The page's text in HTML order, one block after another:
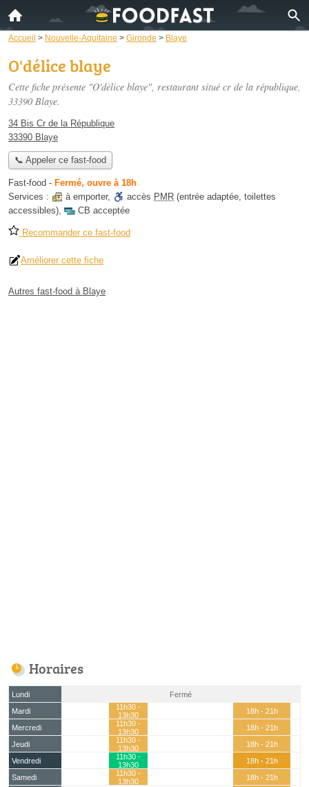
Accueil > Nouvelle-Aquitaine > Gironde > Blaye
O'délice blaye
Cette fiche présente "O'délice blaye", restaurant situé cr de la république,
33390 Blaye.
34 Bis Cr de la République
33390 Blaye
📞 Appeler ce fast-food
Fast-food - Fermé, ouvre à 18h
Services :
à emporter, accès PMR (entrée adaptée, toilettes
accessibles), CB acceptée
Recommander ce fast-food
Améliorer cette fiche
Autres fast-food à Blaye
Horaires
Lundi
Fermé
Mardi
11h30 -
13h30
18h - 21h
Mercredi
11h30 -
13h30
18h - 21h
Jeudi
11h30 -
13h30
18h - 21h
Vendredi
11h30 -
13h30
18h - 21h
Samedi
11h30 -
13h30
18h - 21h